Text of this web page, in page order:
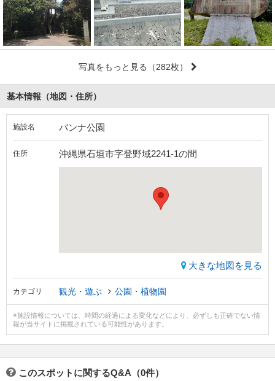
写真をもっと見る （282枚）
基本情報（地図・住所）
施設名 バンナ公園
住所 沖縄県石垣市字登野域2241-1の間
大きな地図を見る
カテゴリ 観光・遊ぶ 公園・植物園
※施設情報については、時間の経過による変化などにより、必ずしも正確でない情
報が当サイトに掲載されている可能性があります。
このスポットに関するQ&A（0件）